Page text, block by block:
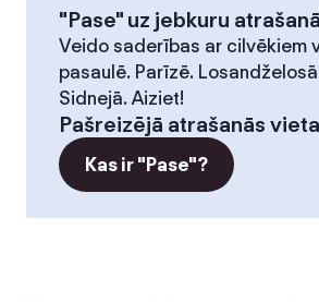
"Pase" uz jebkuru
Veido saderības ar cilvēkiem
pasaulē. Parīzē.
Sidnejā. Aiziet!
Pašreizējā atrašanās vieta
Kas ir "Pase"?